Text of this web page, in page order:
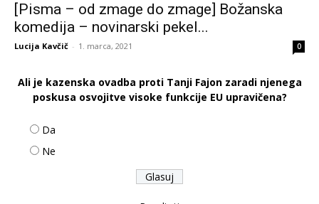
[Pisma – od zmage do zmage] Božanska
komedija – novinarski pekel...
Lucija Kavčič - 1. marca, 2021 0
Ali je kazenska ovadba proti Tanji Fajon zaradi njenega
poskusa osvojitve visoke funkcije EU upravičena?
Da
Ne